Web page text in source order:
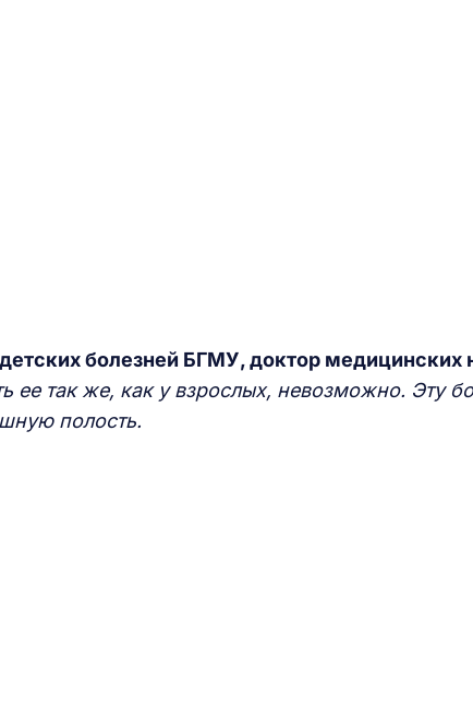
болезней БГМУ, доктор медицинских
ее так же, как у взрослых, невозможно. Эту
полость.